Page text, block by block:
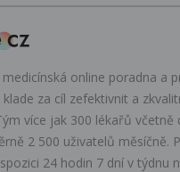
online poradna a
za cíl zefektivnit a
více jak 300 lékařů včetně
2 500 uživatelů měsíčně.
24 hodin 7 dní v týdnu